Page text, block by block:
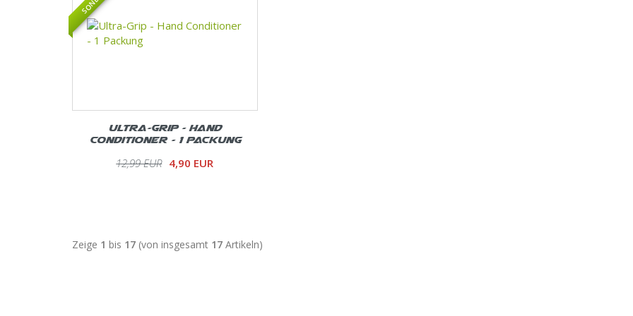
Ultra-Grip - Hand
Conditioner - 1 Packung
12,99 EUR 4,90 EUR
Zeige 1 bis 17 (von insgesamt 17 Artikeln)